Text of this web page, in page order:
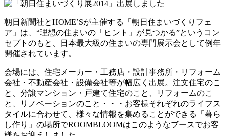
朝日新聞社とHOME’Sが主催する「朝日住まいづくりフェ
ア」は、“理想の住まいの「ヒント」が見つかる”というコン
セプトのもと、日本最大級の住まいの専門展示会として例年
開催されています。
会場には、住宅メーカー・工務店・設計事務所・リフォーム
会社・不動産会社・設備会社等が幅広く出展。注文住宅のこ
と、分譲マンション・戸建て住宅のこと、リフォームのこ
と、リノベーションのこと・・・お客様それぞれのライフス
タイルに合わせて、様々な情報を集めることができる「暮ら
し作り」の場所でROOMBLOOMはこのようなブースでお客